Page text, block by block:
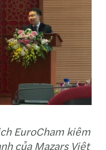
EuroCham kiêm
của Mazars Việt